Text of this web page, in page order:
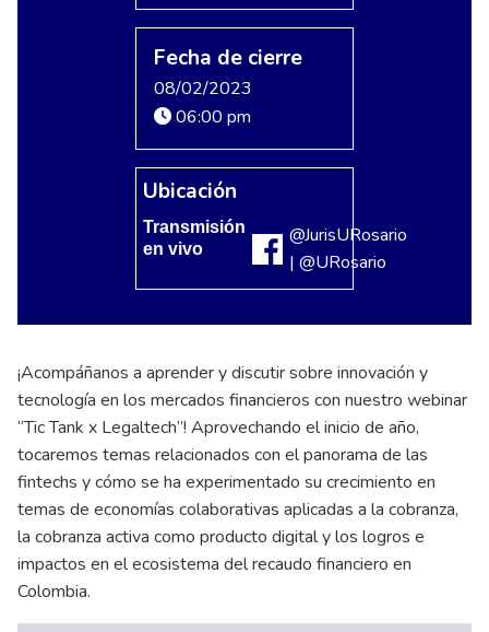
Fecha de cierre
08/02/2023
06:00 pm
Ubicación
Transmisión
en vivo
@JurisURosario
| @URosario
¡Acompáñanos a aprender y discutir sobre innovación y
tecnología en los mercados financieros con nuestro webinar
“Tic Tank x Legaltech”! Aprovechando el inicio de año,
tocaremos temas relacionados con el panorama de las
fintechs y cómo se ha experimentado su crecimiento en
temas de economías colaborativas aplicadas a la cobranza,
la cobranza activa como producto digital y los logros e
impactos en el ecosistema del recaudo financiero en
Colombia.